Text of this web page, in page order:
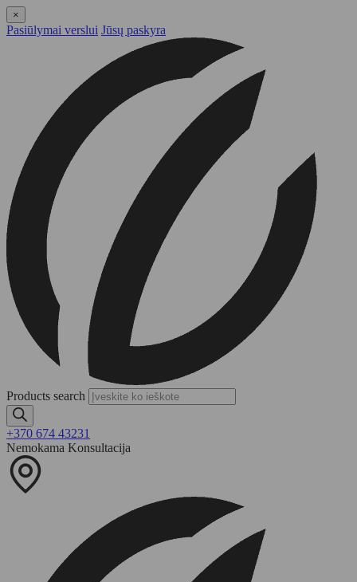
×
Pasiūlymai verslui Jūsų paskyra
Products search
+370 674 43231
Nemokama Konsultacija